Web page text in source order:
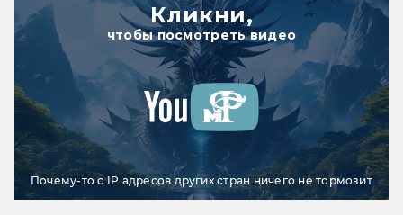
Кликни,
чтобы посмотреть видео
Почему-то с IP адресов других стран ничего не тормозит